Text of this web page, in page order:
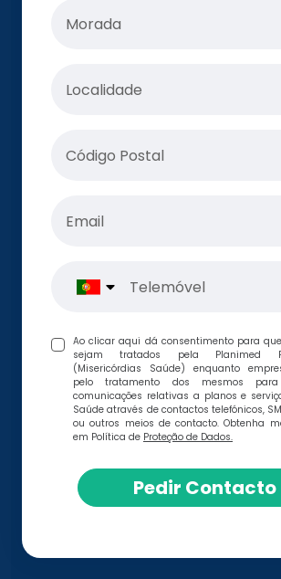
Ao clicar aqui dá consentimento para
sejam tratados pela Planimed
(Misericórdias Saúde) enquanto
pelo tratamento dos mesmos
comunicações relativas a planos e
Saúde através de contactos telefónicos,
ou outros meios de contacto. Obtenha
em Política de Proteção de Dados.
Pedir Contacto